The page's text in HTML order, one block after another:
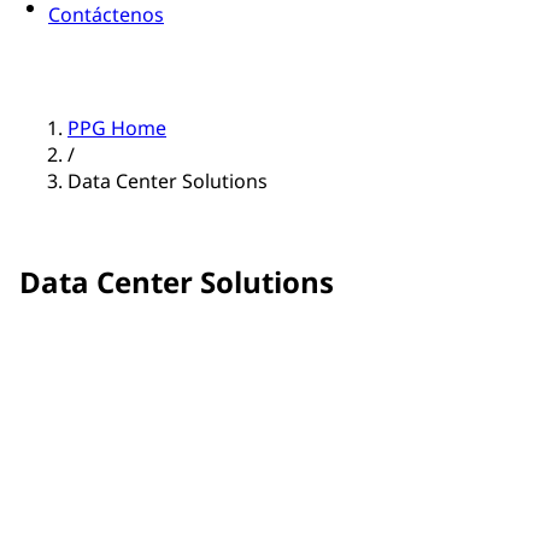
Contáctenos
PPG Home
/
Data Center Solutions
Data Center Solutions